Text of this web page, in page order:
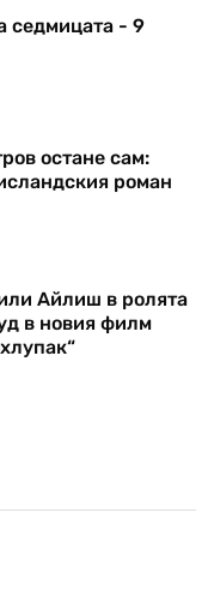
седмицата - 9
остане сам:
роман
Айлиш в ролята
в новия филм